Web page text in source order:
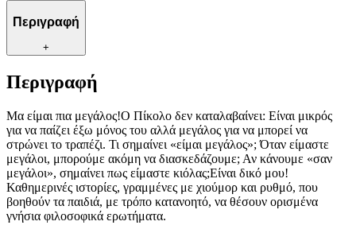
Περιγραφή
+
Περιγραφή
Μα είμαι πια μεγάλος!Ο Πίκολο δεν καταλαβαίνει: Είναι μικρός
για να παίζει έξω μόνος του αλλά μεγάλος για να μπορεί να
στρώνει το τραπέζι. Τι σημαίνει «είμαι μεγάλος»; Όταν είμαστε
μεγάλοι, μπορούμε ακόμη να διασκεδάζουμε; Αν κάνουμε «σαν
μεγάλοι», σημαίνει πως είμαστε κιόλας;Είναι δικό μου!
Καθημερινές ιστορίες, γραμμένες με χιούμορ και ρυθμό, που
βοηθούν τα παιδιά, με τρόπο κατανοητό, να θέσουν ορισμένα
γνήσια φιλοσοφικά ερωτήματα.